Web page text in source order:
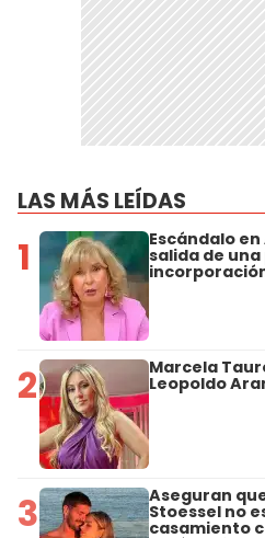
LAS MÁS LEÍDAS
1 Escándalo
salida de
2 Marcela
Leopoldo
3 Aseguran
Stoessel no
casamiento